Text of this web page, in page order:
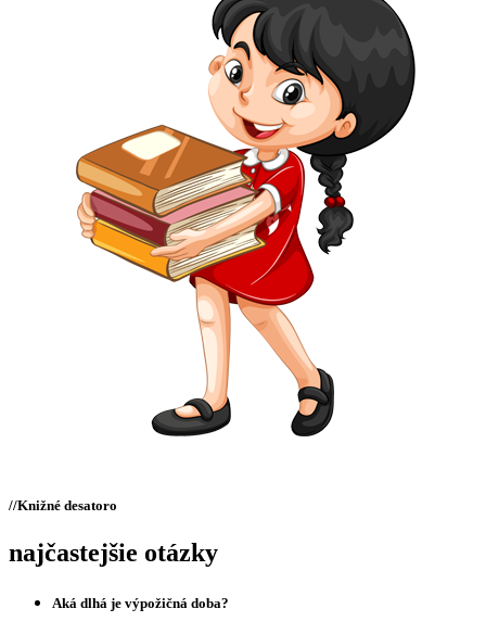
//Knižné desatoro
najčastejšie otázky
Aká dlhá je výpožičná doba?